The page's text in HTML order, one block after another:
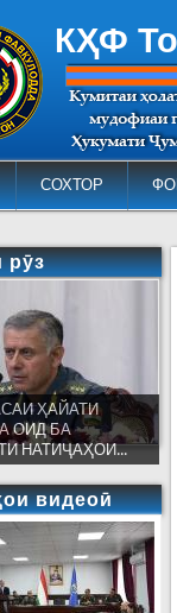
КҲФ
СОХТОР
рӯз
ҲАЙАТИ
ОИД БА
НАТИҶАҲОИ...
видеоӣ